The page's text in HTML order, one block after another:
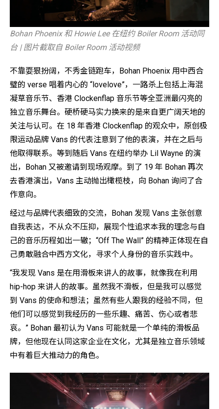
Bohan Phoenix 和 Howie Lee 在纽约 Boiler Room 活动同
台 | 图片截取自 Boiler Room 活动视频
不靠耍狠扮阔，不秀金链跑车，Bohan Phoenix 用中西合
璧的 verse 唱着内心的 “lovelove”，一路杀上包括上海混
凝草音乐节、香港 Clockenflap 音乐节等全亚洲最闪亮的
独立音乐舞台。硬桥硬马实力换来的是来自更广阔天地的
关注与认可。在 18 年香港 Clockenflap 的观众中，原创极
限运动品牌 Vans 的代表注意到了他的表演，并在之后与
他取得联系。等到随后 Vans 在纽约举办 Lil Wayne 的演
出，Bohan 又被邀请到现场观摩。到了 19 年 Bohan 再次
去香港演出，Vans 主动抛出橄榄枝，向 Bohan 询问了合
作意向。
经过与品牌代表细致的交流，Bohan 发现 Vans 主张创意
自我表达，不从众不压抑，展现个性追求本我的理念与自
己的音乐历程如出一辙；“Off The Wall” 的精神正体现在自
己勇敢融合中西方文化，寻求个人身份的音乐实践中。
“我发现 Vans 是在用滑板来讲人的故事，就像我在利用
hip-hop 来讲人的故事。虽然我不滑板，但是我可以感觉
到 Vans 的使命和想法；虽然有些人跟我的经验不同，但
他们可以感觉到我经历的一些乐趣、痛苦、伤心或者悲
哀。” Bohan 最初认为 Vans 可能就是一个单纯的滑板品
牌，但他现在认同这家企业在文化，尤其是独立音乐领域
中有着巨大推动力的角色。